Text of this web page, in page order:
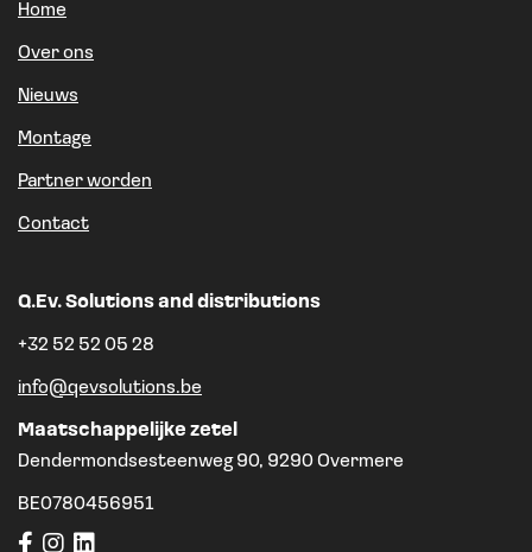
Home
Over ons
Nieuws
Montage
Partner worden
Contact
Q.Ev. Solutions and distributions
+32 52 52 05 28
info@qevsolutions.be
Maatschappelijke zetel
Dendermondsesteenweg 90, 9290 Overmere
BE0780456951